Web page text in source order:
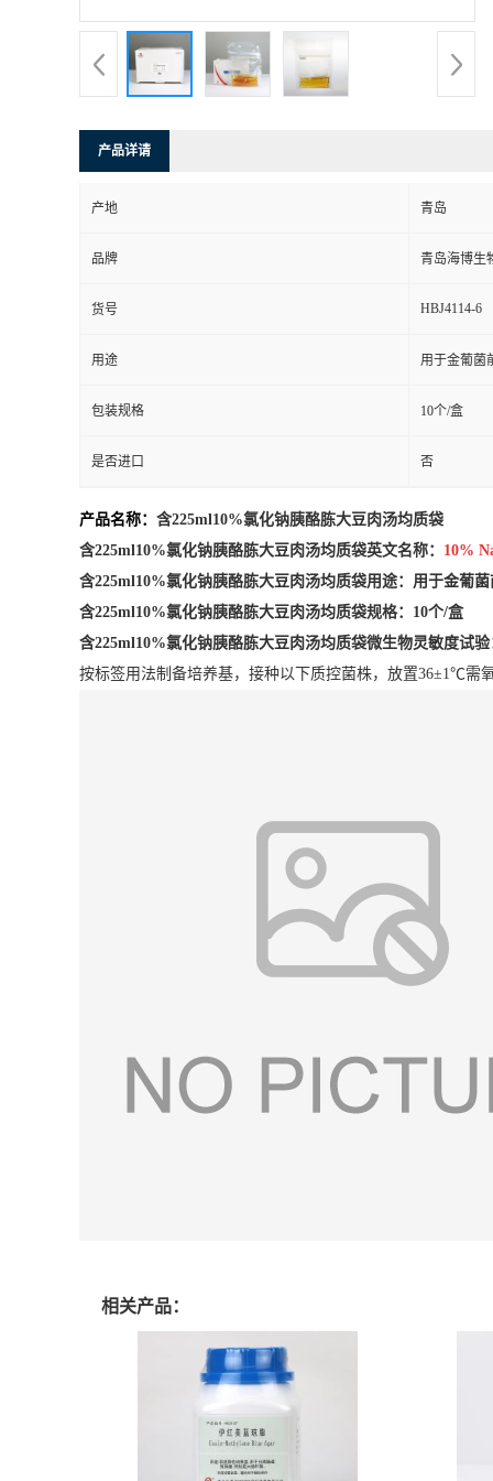
产品详请
产地 青岛
品牌 青岛海博生
货号 HBJ4114-6
用途 用于金葡菌
包装规格 10个/盒
是否进口 否
产品名称： 含225ml10%氯化钠胰酪胨大豆肉汤均质袋
含225ml10%氯化钠胰酪胨大豆肉汤均质袋英文名称： 10%
含225ml10%氯化钠胰酪胨大豆肉汤均质袋用途： 用于金葡
含225ml10%氯化钠胰酪胨大豆肉汤均质袋规格：10个/盒
含225ml10%氯化钠胰酪胨大豆肉汤均质袋微生物灵敏度试验
按标签用法制备培养基，接种以下质控菌株，放置36±1℃需
相关产品：